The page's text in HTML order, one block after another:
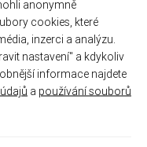
anonymně
cookies, které
inzerci a analýzu.
nastavení" a kdykoliv
informace najdete
a používání souborů